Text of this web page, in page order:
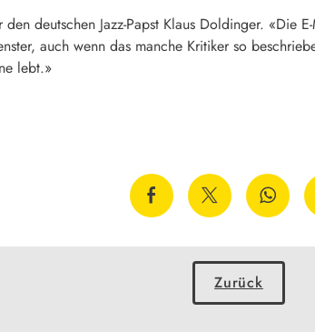
deutschen Jazz-Papst Klaus Doldinger. «Die
auch wenn das manche Kritiker so
lebt.»
Zurück